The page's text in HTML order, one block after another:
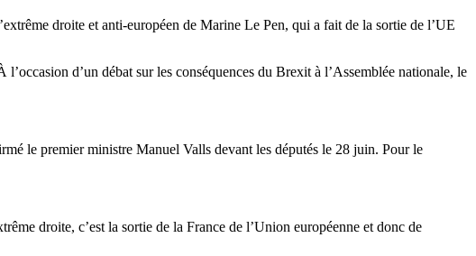
droite et anti-européen de Marine Le Pen, qui a fait de la sortie de l’UE
d’un débat sur les conséquences du Brexit à l’Assemblée nationale, le
le premier ministre Manuel Valls devant les députés le 28 juin. Pour le
droite, c’est la sortie de la France de l’Union européenne et donc de